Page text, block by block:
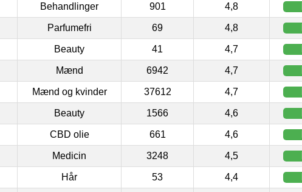
Behandlinger 901 4,8
Parfumefri 69 4,8
Beauty 41 4,7
Mænd 6942 4,7
Mænd og kvinder 37612 4,7
Beauty 1566 4,6
CBD olie 661 4,6
Medicin 3248 4,5
Hår 53 4,4